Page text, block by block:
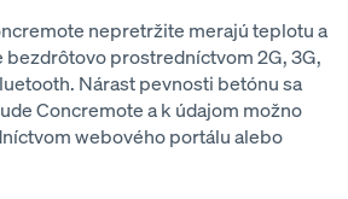
nepretržite merajú teplotu a
bezdrôtovo prostredníctvom 2G, 3G,
Nárast pevnosti betónu sa
Concremote a k údajom možno
webového portálu alebo